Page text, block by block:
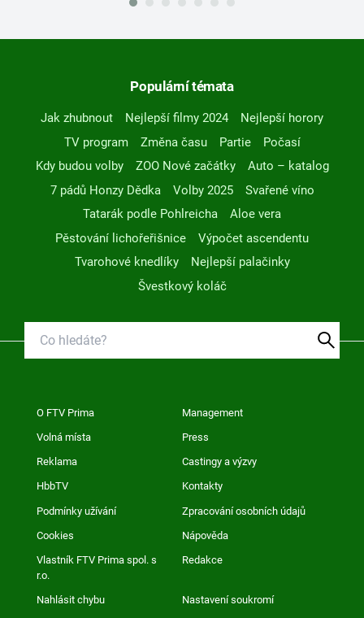
Populární témata
Jak zhubnout Nejlepší filmy 2024
Nejlepší horory
TV program
Změna času Partie
Počasí
Kdy budou volby
ZOO Nové začátky
Auto – katalog
7 pádů Honzy Dědka
Volby 2025
Svařené víno
Tatarák podle Pohlreicha
Aloe vera
Pěstování lichořeřišnice
Výpočet ascendentu
Tvarohové knedlíky
Nejlepší palačinky
Švestkový koláč
O FTV Prima Management
Volná místa Press
Reklama Castingy a výzvy
HbbTV Kontakty
Podmínky užívání Zpracování osobních údajů
Cookies Nápověda
Vlastník FTV Prima spol. s
r.o.
Redakce
Nahlásit chybu Nastavení soukromí